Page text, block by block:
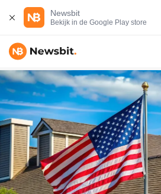
Newsbit
Bekijk in de Google Play store